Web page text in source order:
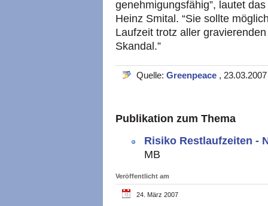
genehmigungsfähig”, lautet
Heinz Smital. “Sie sollte
Laufzeit trotz aller
Skandal.”
Quelle: Greenpeace , 23.03.2007
Publikation zum Thema
Risiko Restlaufzeiten -
MB
Veröffentlicht am
24. März 2007